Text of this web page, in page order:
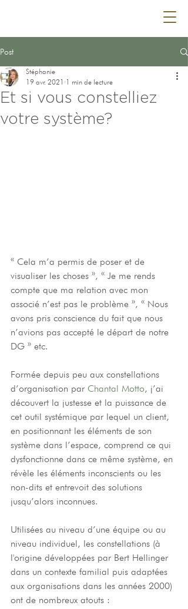
Post
Et si vous constelliez
votre système?
Stéphanie
19 avr. 2021 1 min de lecture
« Cela m’a permis de poser et de
visualiser les choses », « Je me rends
compte que ma relation avec mon
associé n’est pas le problème », « Nous
avons pris conscience du fait que nous
n’avions pas accepté le départ de notre
DG » etc.
Formée depuis peu aux constellations
d’organisation par Chantal Motto, j’ai
découvert la justesse et la puissance de
cet outil systémique par lequel un client,
en positionnant les éléments de son
système dans l’espace, comprend ce qui
dysfonctionne dans ce même système, en
révèle les éléments inconscients ou les
non-dits et entrevoit des solutions
jusqu’alors inconnues.
Utilisées au niveau d’une équipe ou au
niveau individuel, les constellations (à
l'origine développées par Bert Hellinger
dans un contexte familial puis adaptées
aux organisations dans les années 2000)
ont de nombreux atouts :